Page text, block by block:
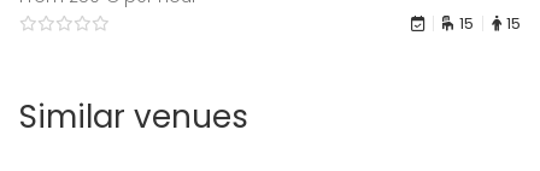
15 15
Similar venues